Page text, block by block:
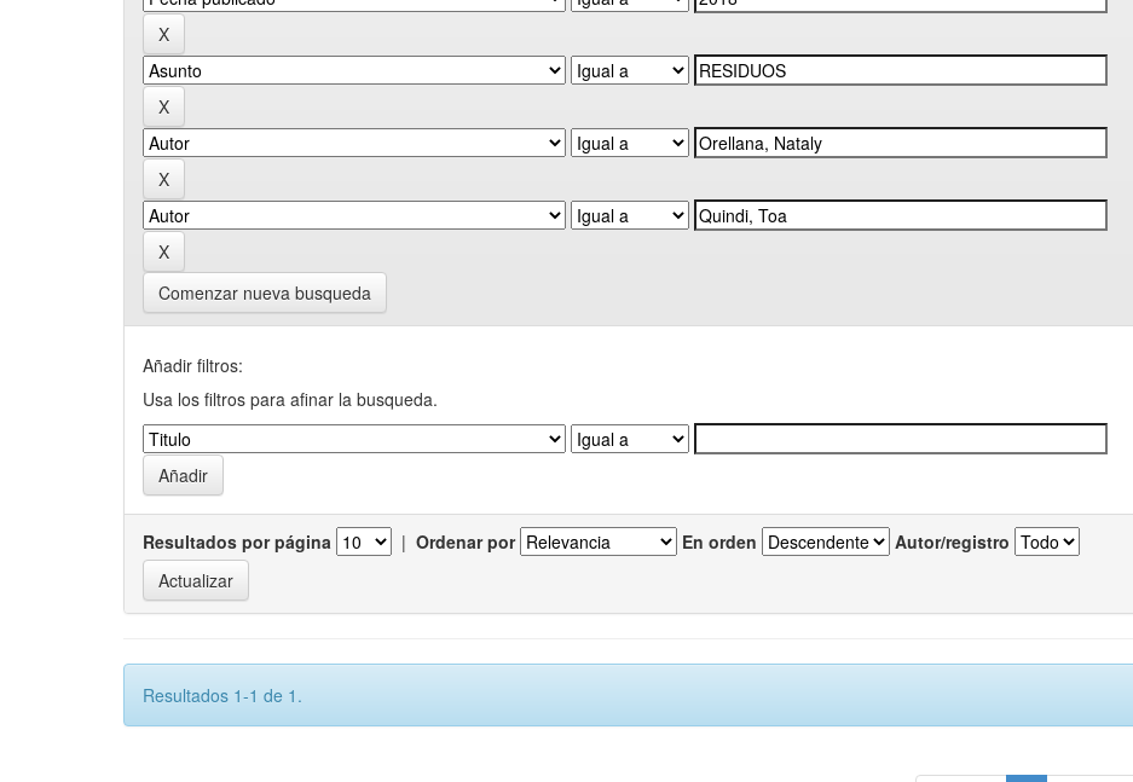
Comenzar nueva busqueda
Añadir filtros:
Usa los filtros para afinar la busqueda.
Resultados por página | Ordenar por En orden Autor/registro
Resultados 1-1 de 1.